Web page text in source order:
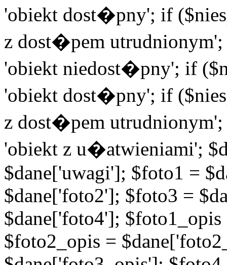
'obiekt dost�pny'; if
z dost�pem
'obiekt niedost�pny'; if
'obiekt dost�pny'; if
z dost�pem
'obiekt z u�atwieniami';
$dane['uwagi']; $foto1 =
$dane['foto2']; $foto3 =
$dane['foto4'];
$foto2_opis =